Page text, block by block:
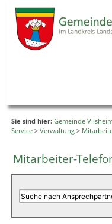
Sie sind hier: Gemeinde
Service > Verwaltung >
Mitarbeiter-